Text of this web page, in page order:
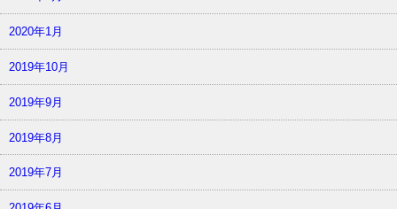
2020年1月
2019年10月
2019年9月
2019年8月
2019年7月